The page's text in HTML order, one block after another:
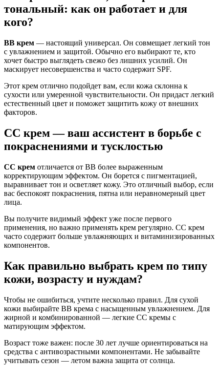
тональный: как он работает и для
кого?
BB крем — настоящий универсал. Он совмещает легкий тон
с увлажнением и защитой. Обычно его выбирают те, кто
хочет быстро выглядеть свежо без лишних усилий. Он
маскирует несовершенства и часто содержит SPF.
Этот крем отлично подойдет вам, если кожа склонна к
сухости или умеренной чувствительности. Он придаст легкий
естественный цвет и поможет защитить кожу от внешних
факторов.
CC крем — ваш ассистент в борьбе с
покраснениями и тусклостью
CC крем отличается от BB более выраженным
корректирующим эффектом. Он борется с пигментацией,
выравнивает тон и осветляет кожу. Это отличный выбор, если
вас беспокоят покраснения, пятна или неравномерный цвет
лица.
Вы получите видимый эффект уже после первого
применения, но важно применять крем регулярно. CC крем
часто содержит больше увлажняющих и витаминизированных
компонентов.
Как правильно выбрать крем по типу
кожи, возрасту и нуждам?
Чтобы не ошибиться, учтите несколько правил. Для сухой
кожи выбирайте BB крема с насыщенным увлажнением. Для
жирной и комбинированной — легкие CC кремы с
матирующим эффектом.
Возраст тоже важен: после 30 лет лучше ориентироваться на
средства с антивозрастными компонентами. Не забывайте
учитывать сезон — летом важна защита от солнца.